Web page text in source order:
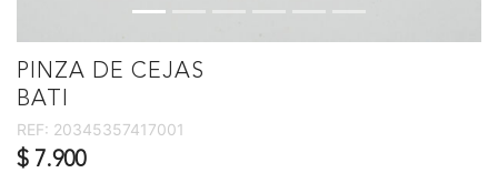
PINZA DE CEJAS
BATI
REF: 20345357417001
$ 7.900